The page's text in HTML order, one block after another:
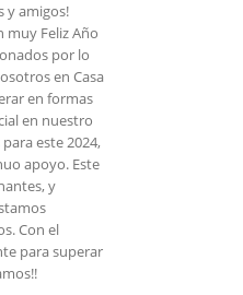
y amigos!
muy Feliz Año
por lo
en Casa
en formas
en nuestro
este 2024,
apoyo. Este
y
Con el
para superar